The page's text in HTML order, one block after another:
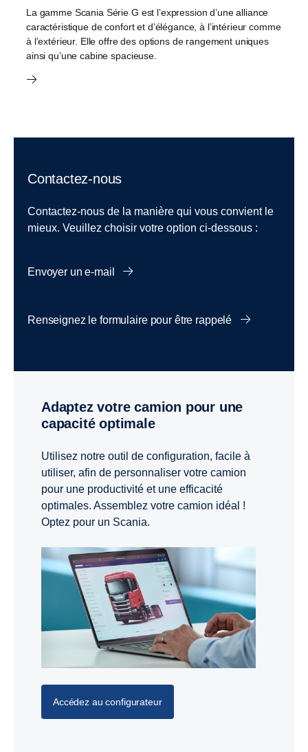
La gamme Scania Série G est l’expression d’une alliance
caractéristique de confort et d’élégance, à l’intérieur comme
à l’extérieur. Elle offre des options de rangement uniques
ainsi qu’une cabine spacieuse.
Contactez-nous
Contactez-nous de la manière qui vous convient le
mieux. Veuillez choisir votre option ci-dessous :
Envoyer un e-mail
Renseignez le formulaire pour être rappelé
Adaptez votre camion pour une
capacité optimale
Utilisez notre outil de configuration, facile à
utiliser, afin de personnaliser votre camion
pour une productivité et une efficacité
optimales. Assemblez votre camion idéal !
Optez pour un Scania.
Accédez au configurateur